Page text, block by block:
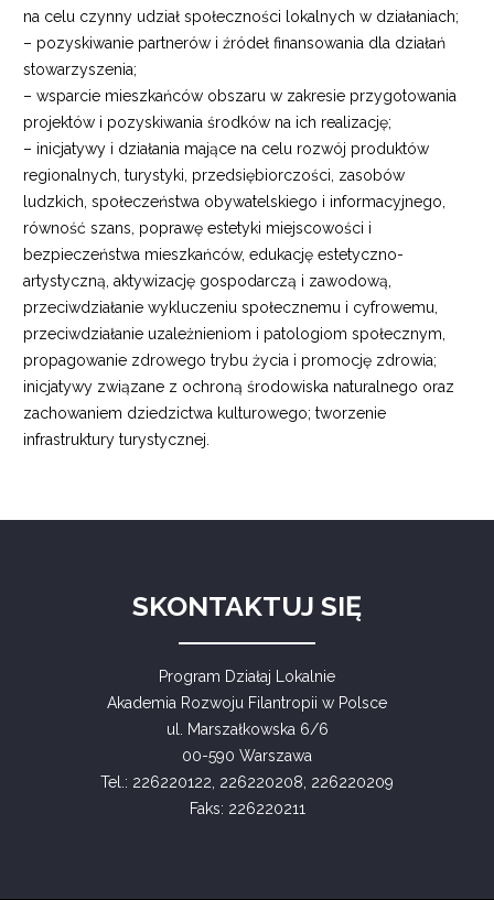
na celu czynny udział społeczności lokalnych w działaniach;
– pozyskiwanie partnerów i źródeł finansowania dla działań
stowarzyszenia;
– wsparcie mieszkańców obszaru w zakresie przygotowania
projektów i pozyskiwania środków na ich realizację;
– inicjatywy i działania mające na celu rozwój produktów
regionalnych, turystyki, przedsiębiorczości, zasobów
ludzkich, społeczeństwa obywatelskiego i informacyjnego,
równość szans, poprawę estetyki miejscowości i
bezpieczeństwa mieszkańców, edukację estetyczno-
artystyczną, aktywizację gospodarczą i zawodową,
przeciwdziałanie wykluczeniu społecznemu i cyfrowemu,
przeciwdziałanie uzależnieniom i patologiom społecznym,
propagowanie zdrowego trybu życia i promocję zdrowia;
inicjatywy związane z ochroną środowiska naturalnego oraz
zachowaniem dziedzictwa kulturowego; tworzenie
infrastruktury turystycznej.
SKONTAKTUJ SIĘ
Program Działaj Lokalnie
Akademia Rozwoju Filantropii w Polsce
ul. Marszałkowska 6/6
00-590 Warszawa
Tel.: 226220122, 226220208, 226220209
Faks: 226220211